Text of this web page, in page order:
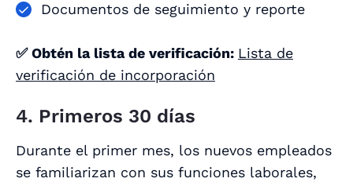
Documentos de seguimiento y reporte
✅ Obtén la lista de verificación: Lista de
verificación de incorporación
4. Primeros 30 días
Durante el primer mes, los nuevos empleados
se familiarizan con sus funciones laborales,